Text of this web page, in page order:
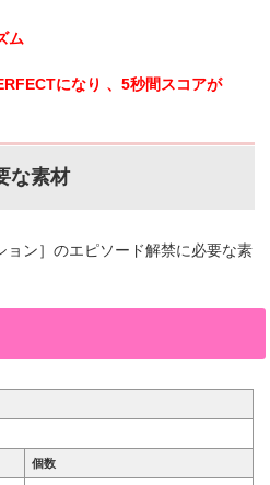
ム
になり 、5秒間スコアが
な素材
ョン］のエピソード解禁に必要な素
個数